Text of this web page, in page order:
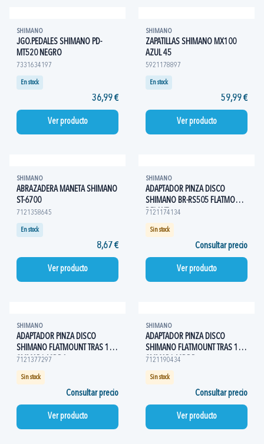
SHIMANO
JGO.PEDALES SHIMANO PD-
MT520 NEGRO
7331634197
En stock
36,99 €
Ver producto
SHIMANO
ZAPATILLAS SHIMANO MX100
AZUL 45
5921178897
En stock
59,99 €
Ver producto
SHIMANO
ABRAZADERA MANETA SHIMANO
ST-6700
7121358645
En stock
8,67 €
Ver producto
SHIMANO
ADAPTADOR PINZA DISCO
SHIMANO BR-RS505 FLATMOUNT
DELANT
7121174134
Sin stock
Consultar precio
Ver producto
SHIMANO
ADAPTADOR PINZA DISCO
SHIMANO FLATMOUNT TRAS 160
SMMAR160DDA
7121377297
Sin stock
Consultar precio
Ver producto
SHIMANO
ADAPTADOR PINZA DISCO
SHIMANO FLATMOUNT TRAS 160
SMMAR160DDB
7121190434
Sin stock
Consultar precio
Ver producto